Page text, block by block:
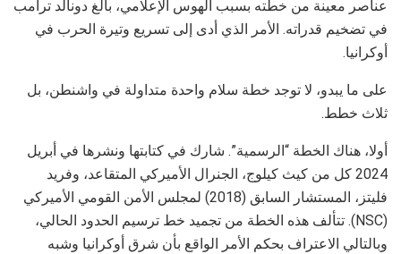
عناصر معينة من خطته بسبب الهوس الإعلامي، بالغ دونالد ترامب
في تضخيم قدراته. الأمر الذي أدى إلى تسريع وتيرة الحرب في
أوكرانيا.
على ما يبدو، لا توجد خطة سلام واحدة متداولة في واشنطن، بل
ثلاث خطط.
أولا، هناك الخطة “الرسمية”. شارك في كتابتها ونشرها في أبريل
2024 كل من كيث كيلوج، الجنرال الأميركي المتقاعد، وفريد ​​
فليتز، المستشار السابق (2018) لمجلس الأمن القومي الأميركي
(NSC). تتألف هذه الخطة من تجميد خط ترسيم الحدود الحالي،
وبالتالي الاعتراف بحكم الأمر الواقع بأن شرق أوكرانيا وشبه